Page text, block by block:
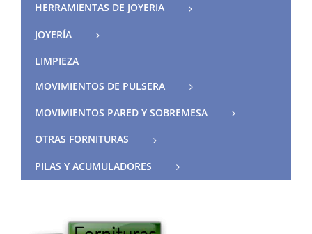
HERRAMIENTAS DE JOYERIA
JOYERÍA
LIMPIEZA
MOVIMIENTOS DE PULSERA
MOVIMIENTOS PARED Y SOBREMESA
OTRAS FORNITURAS
PILAS Y ACUMULADORES